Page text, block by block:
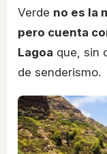
Verde no es la
pero cuenta
Lagoa que, sin
de senderismo.